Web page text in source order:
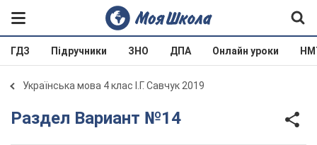
ГДЗ Підручники ЗНО ДПА Онлайн уроки
Українська мова 4 клас І.Г. Савчук 2019
Раздел Вариант №14